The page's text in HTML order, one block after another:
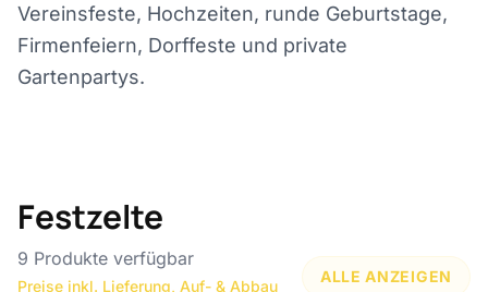
Vereinsfeste, Hochzeiten, runde Geburtstage,
Firmenfeiern, Dorffeste und private
Gartenpartys.
Festzelte
9 Produkte verfügbar
Preise inkl. Lieferung, Auf- & Abbau
ALLE ANZEIGEN